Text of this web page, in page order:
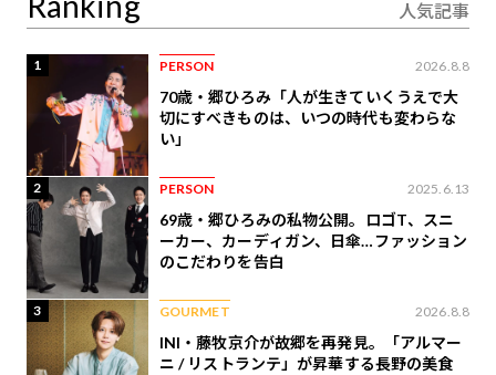
人気記事
1 PERSON 2026.8.8
70歳・郷ひろみ「人が生きていくうえで大
切にすべきものは、いつの時代も変わらな
い」
2 PERSON 2025.6.13
69歳・郷ひろみの私物公開。ロゴT、スニ
ーカー、カーディガン、日傘…ファッション
のこだわりを告白
3 GOURMET 2026.8.8
INI・藤牧京介が故郷を再発見。「アルマー
ニ / リストランテ」が昇華する長野の美食